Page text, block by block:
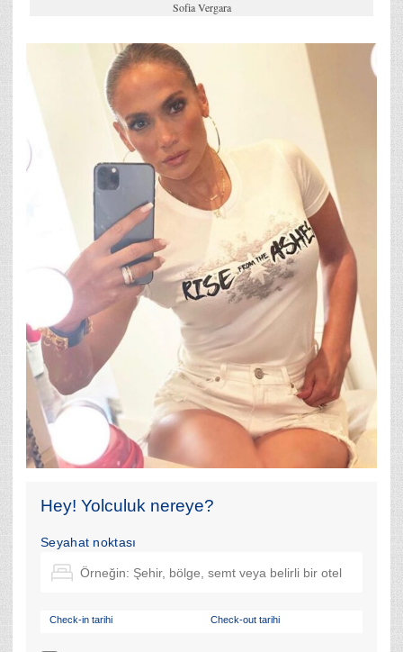
Sofia Vergara
Hey! Yolculuk nereye?
Seyahat noktası
Check-in tarihi Check-out tarihi